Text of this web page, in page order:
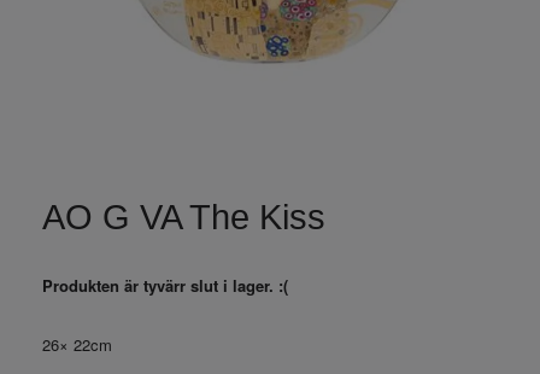
AO G VA The Kiss
Produkten är tyvärr slut i lager. :(
26× 22cm